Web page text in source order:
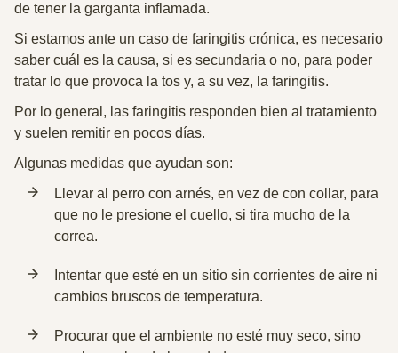
de tener la garganta inflamada.
Si estamos ante un caso de faringitis crónica, es necesario
saber cuál es la causa, si es secundaria o no, para poder
tratar lo que provoca la tos y, a su vez, la faringitis.
Por lo general, las faringitis responden bien al tratamiento
y suelen remitir en pocos días.
Algunas medidas que ayudan son:
Llevar al perro con arnés, en vez de con collar, para
que no le presione el cuello, si tira mucho de la
correa.
Intentar que esté en un sitio sin corrientes de aire ni
cambios bruscos de temperatura.
Procurar que el ambiente no esté muy seco, sino